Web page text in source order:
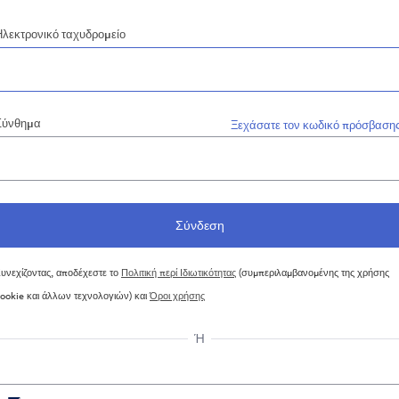
ταχυδρομείο
Ξεχάσατε τον κωδικό
αποδέχεστε το Πολιτική περί Ιδιωτικότητας(συμπεριλαμβανομένης της χρήσης
και άλλων τεχνολογιών) καιΌροι χρήσης
Ή